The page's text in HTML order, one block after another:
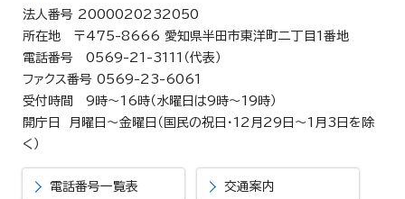
法人番号 2000020232050
所在地 〒475-8666 愛知県半田市東洋町二丁目1番地
電話番号 0569-21-3111（代表）
ファクス番号 0569-23-6061
受付時間 9時～16時（水曜日は9時～19時）
開庁日 月曜日～金曜日（国民の祝日・12月29日～1月3日を除
く）
電話番号一覧表 交通案内